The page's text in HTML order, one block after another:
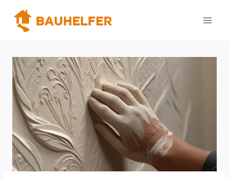
Inhalt
springen